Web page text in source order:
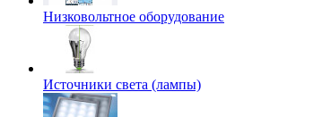
Низковольтное оборудование
Источники света (лампы)